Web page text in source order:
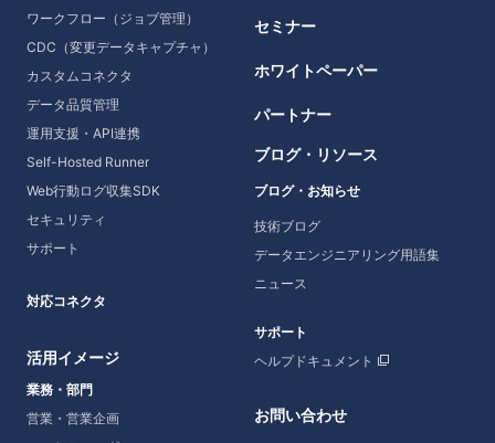
ワークフロー（ジョブ管理）
CDC（変更データキャプチャ）
カスタムコネクタ
データ品質管理
運用支援・API連携
Self-Hosted Runner
Web行動ログ収集SDK
セキュリティ
サポート
対応コネクタ
活用イメージ
業務・部門
営業・営業企画
セミナー
ホワイトペーパー
パートナー
ブログ・リソース
ブログ・お知らせ
技術ブログ
データエンジニアリング用語集
ニュース
サポート
ヘルプドキュメント
お問い合わせ